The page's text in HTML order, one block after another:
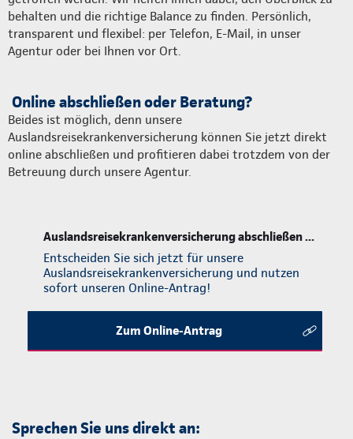
behalten und die richtige Balance zu finden. Persönlich,
transparent und flexibel: per Telefon, E-Mail, in unser
Agentur oder bei Ihnen vor Ort.
Online abschließen oder Beratung?
Beides ist möglich, denn unsere
Auslandsreisekrankenversicherung können Sie jetzt direkt
online abschließen und profitieren dabei trotzdem von der
Betreuung durch unsere Agentur.
Auslandsreisekrankenversicherung abschließen ...
Entscheiden Sie sich jetzt für unsere
Auslandsreisekrankenversicherung und nutzen
sofort unseren Online-Antrag!
Zum Online-Antrag
Sprechen Sie uns direkt an: